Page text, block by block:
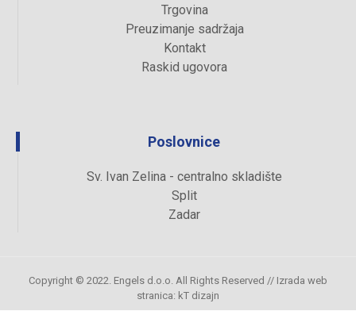
Trgovina
Preuzimanje sadržaja
Kontakt
Raskid ugovora
Poslovnice
Sv. Ivan Zelina - centralno skladište
Split
Zadar
Copyright © 2022. Engels d.o.o. All Rights Reserved // Izrada web
stranica: kT dizajn